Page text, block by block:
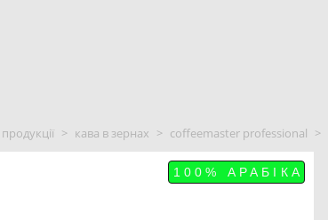
> кава в зернах > coffeemaster professional >
100% АРАБІКА